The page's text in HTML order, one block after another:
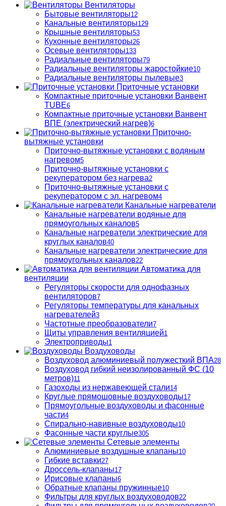
Вентиляторы
Бытовые вентиляторы12
Канальные вентиляторы129
Крышные вентиляторы53
Кухонные вентиляторы26
Осевые вентиляторы133
Радиальные вентиляторы79
Радиальные вентиляторы жаростойкие10
Радиальные вентиляторы пылевые3
Приточные установки
Компактные приточные установки Ванвент
TUBE6
Компактные приточные установки Ванвент
ВПЕ (электрический нагрев)6
Приточно-
вытяжные установки
Приточно-вытяжные установки с водяным
нагревом5
Приточно-вытяжные установки с
рекуператором без нагрева2
Приточно-вытяжные установки с
рекуператором с эл. нагревом4
Канальные нагреватели
Канальные нагреватели водяные для
прямоугольных каналов5
Канальные нагреватели электрические для
круглых каналов40
Канальные нагреватели электрические для
прямоугольных каналов22
Автоматика для
вентиляции
Регуляторы скорости для однофазных
вентиляторов7
Регуляторы температуры для канальных
нагревателей3
Частотные преобразователи7
Щиты управления вентиляцией1
Электроприводы1
Воздуховоды
Воздуховод алюминиевый полужесткий ВПА28
Воздуховод гибкий неизолированный ФС (10
метров)11
Газоходы из нержавеющей стали14
Круглые прямошовные воздуховоды17
Прямоугольные воздуховоды и фасонные
части4
Спирально-навивные воздуховоды10
Фасонные части круглые305
Сетевые элементы
Алюминиевые воздушные клапаны10
Гибкие вставки27
Дроссель-клапаны17
Ирисовые клапаны6
Обратные клапаны пружинные10
Фильтры для круглых воздуховодов22